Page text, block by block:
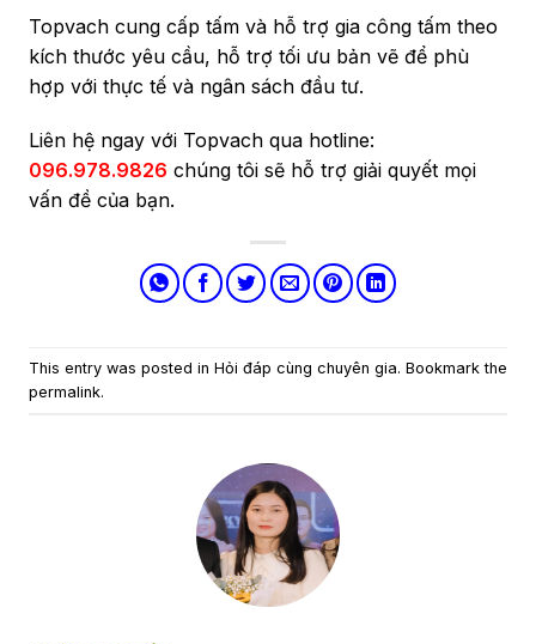
Topvach cung cấp tấm và hỗ trợ gia công tấm theo
kích thước yêu cầu, hỗ trợ tối ưu bản vẽ để phù
hợp với thực tế và ngân sách đầu tư.
Liên hệ ngay với Topvach qua hotline:
096.978.9826 chúng tôi sẽ hỗ trợ giải quyết mọi
vấn đề của bạn.
This entry was posted in Hỏi đáp cùng chuyên gia. Bookmark the
permalink.